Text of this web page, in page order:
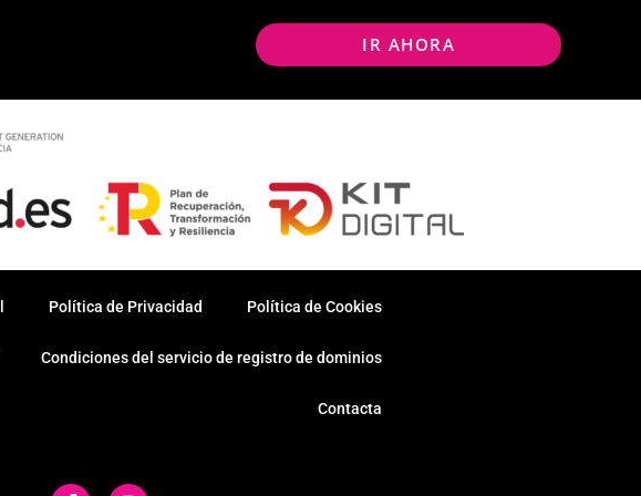
IR AHORA
Política de Privacidad Política de Cookies
Condiciones del servicio de registro de dominios
Contacta